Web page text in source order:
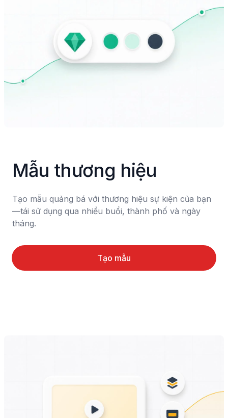
Mẫu thương hiệu
Tạo mẫu quảng bá với thương hiệu sự kiện của bạn
—tái sử dụng qua nhiều buổi, thành phố và ngày
tháng.
Tạo mẫu